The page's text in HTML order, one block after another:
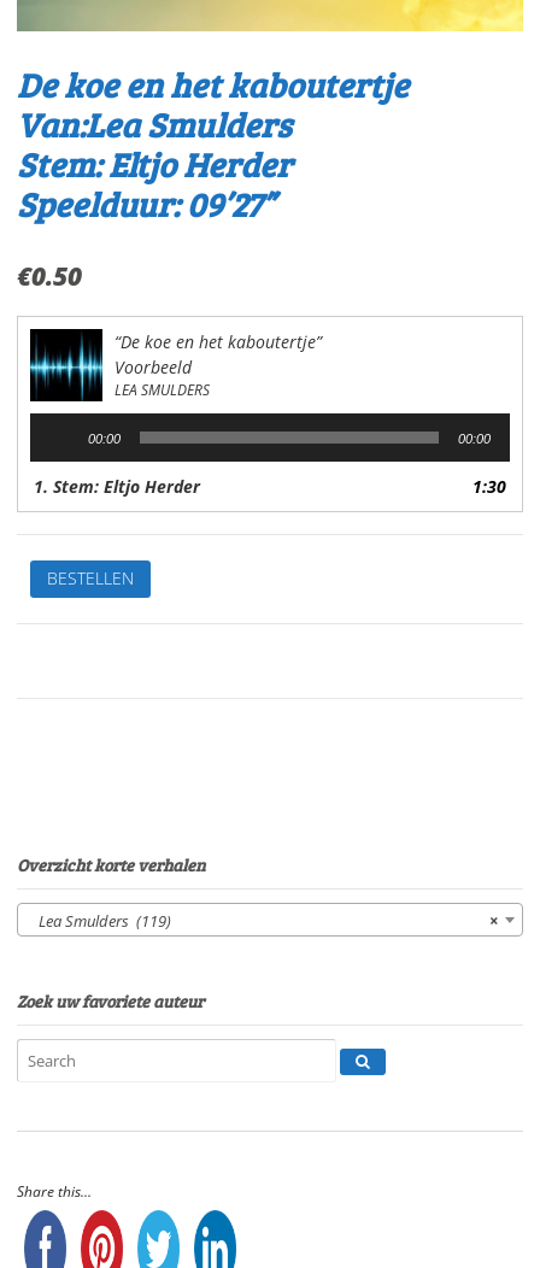
De koe en het kaboutertje
Van:Lea Smulders
Stem: Eltjo Herder
Speelduur: 09’27”
€0.50
“De koe en het kaboutertje”
Voorbeeld
LEA SMULDERS
00:00 00:00
1. Stem: Eltjo Herder 1:30
De
koe
en
SmuldersStem:
BESTELLEN
Overzicht korte verhalen
×
Lea Smulders (119)
Zoek uw favoriete auteur
Share this...